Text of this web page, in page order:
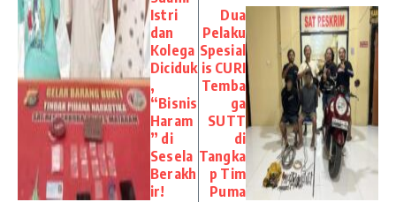
Istri
dan
Kolega
Diciduk
,
“Bisnis
Haram
” di
Sesela
Berakh
ir!
Dua
Pelaku
Spesial
is CURI
Temba
ga
SUTT
di
Tangka
p Tim
Puma